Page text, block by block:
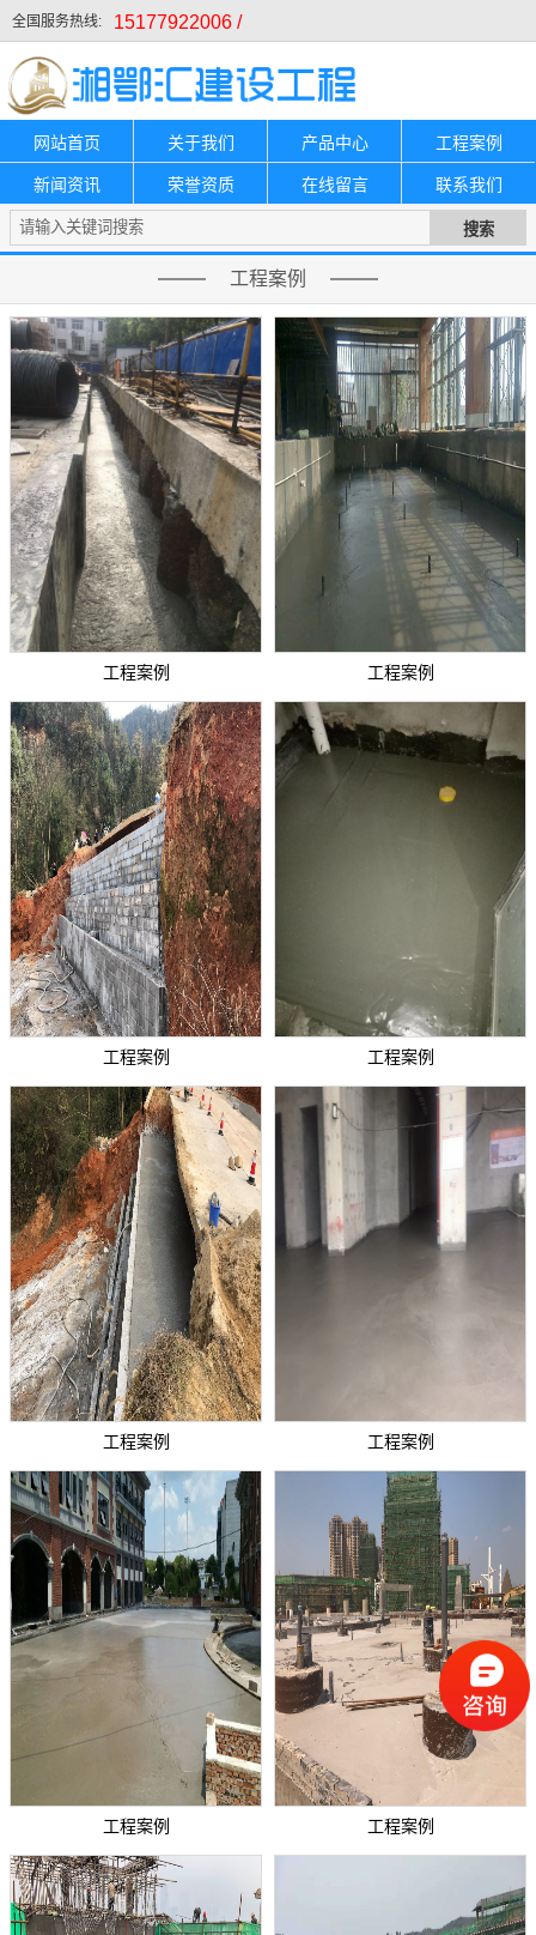
全国服务热线: 15177922006 /
网站首页 关于我们 产品中心 工程案例
新闻资讯 荣誉资质 在线留言 联系我们
工程案例
工程案例 工程案例
工程案例 工程案例
工程案例 工程案例
工程案例 工程案例